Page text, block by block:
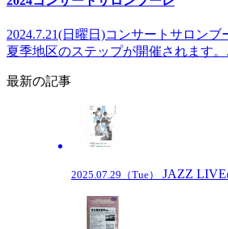
2024.7.21(日曜日)コンサートサロン
夏季地区のステップが開催されます。
最新の記事
2025.07.29（Tue） JAZZ